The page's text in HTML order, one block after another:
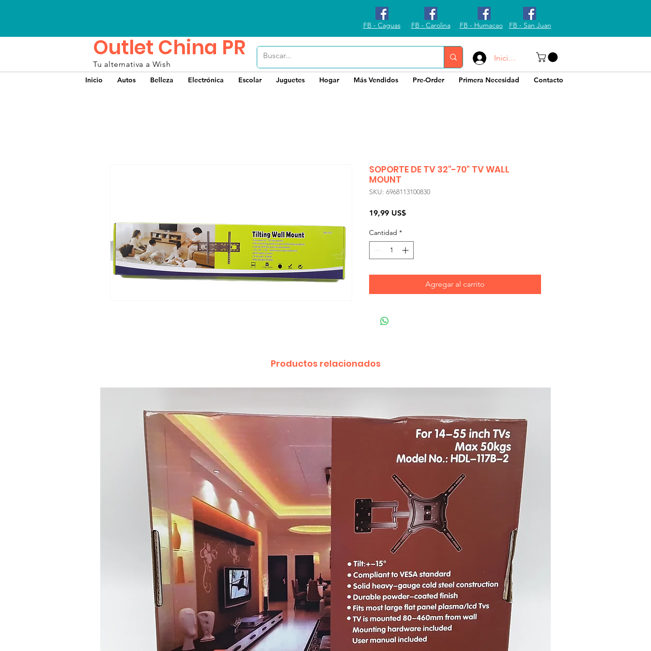
FB - Caguas FB - Carolina FB - Humacao FB - San Juan
Outlet China PR
Tu alternativa a Wish
Iniciar sesión
Inicio Autos Belleza Electrónica Escolar Juguetes Hogar Más Vendidos Pre-Order Primera Necesidad Contacto
SOPORTE DE TV 32"-70" TV WALL
MOUNT
SKU: 6968113100830
19,99 US$Precio
Cantidad *
Agregar al carrito
Productos relacionados